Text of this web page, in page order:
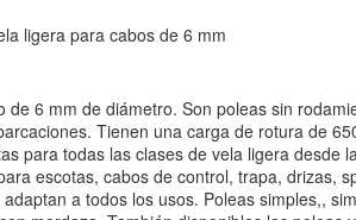
ligera para cabos de 6 mm
6 mm de diámetro. Son poleas sin
Tienen una carga de rotura de
para todas las clases de vela ligera desde
escotas, cabos de control, trapa, drizas,
a todos los usos. Poleas simples,,